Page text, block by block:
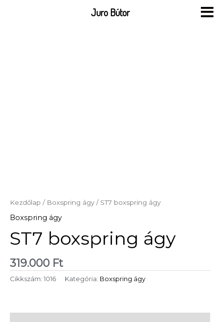
Kezdőlap / Boxspring ágy / ST7 boxspring ágy
Boxspring ágy
ST7 boxspring ágy
319.000 Ft
Cikkszám: 1016 Kategória: Boxspring ágy
Juro Bútor